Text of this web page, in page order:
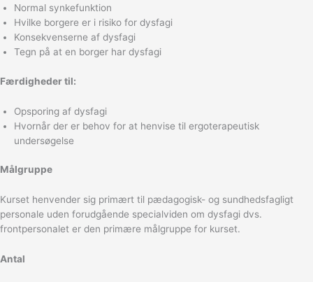
Normal synkefunktion
Hvilke borgere er i risiko for dysfagi
Konsekvenserne af dysfagi
Tegn på at en borger har dysfagi
Færdigheder til:
Opsporing af dysfagi
Hvornår der er behov for at henvise til ergoterapeutisk
undersøgelse
Målgruppe
Kurset henvender sig primært til pædagogisk- og sundhedsfagligt
personale uden forudgående specialviden om dysfagi dvs.
frontpersonalet er den primære målgruppe for kurset.
Antal